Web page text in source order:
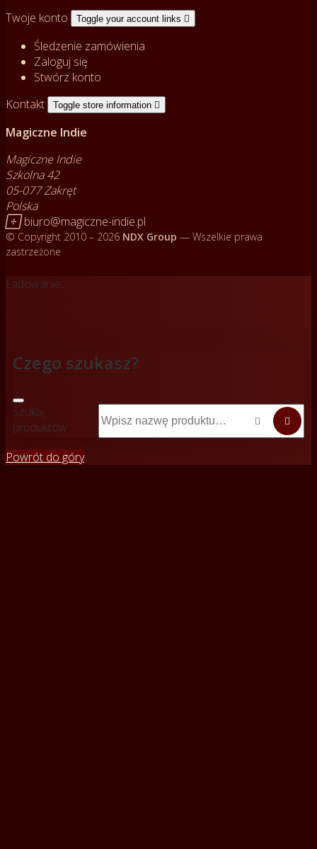
Twoje konto
Toggle your account links 
Śledzenie zamówienia
Zaloguj się
Stwórz konto
Kontakt
Toggle store information 
Magiczne Indie
Magiczne Indie
Szkolna 42
05-077 Zakręt
Polska
 biuro@magiczne-indie.pl
© Copyright 2010 – 2026 NDX Group — Wszelkie prawa
zastrzeżone
Ładowanie...
Czego szukasz?
Szukaj
produktów
 
Powrót do góry